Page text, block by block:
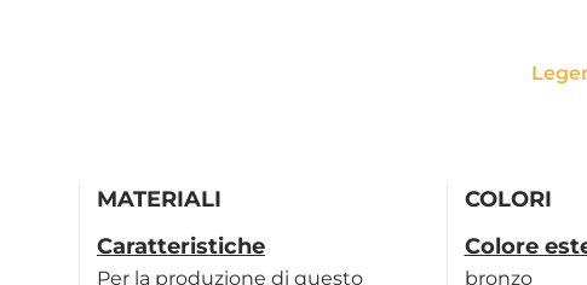
MATERIALI
Caratteristiche
Per la produzione di questo
COLORI
Colore
bronzo